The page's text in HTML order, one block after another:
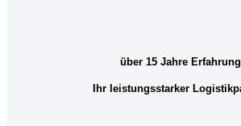
über 15 Jahre Erfahrung
Ihr leistungsstarker